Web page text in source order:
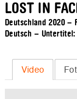
LOST IN
Deutschland 2020 –
Deutsch –
Video